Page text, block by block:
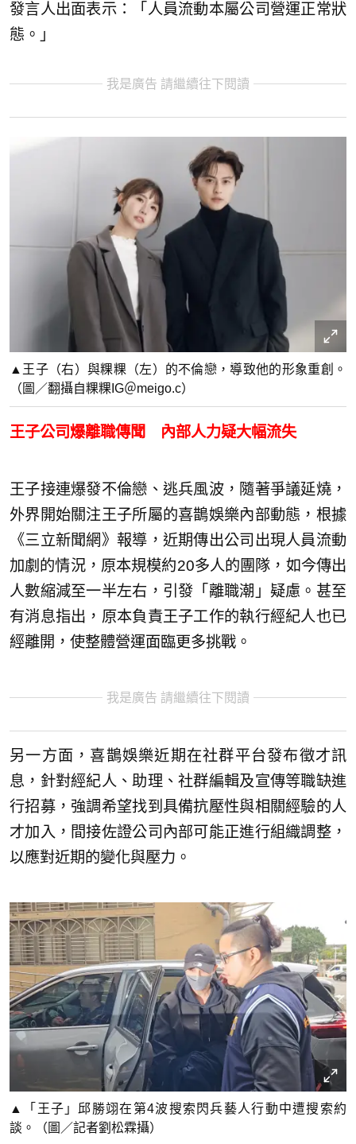
發言人出面表示：「人員流動本屬公司營運正常狀
態。」
我是廣告 請繼續往下閱讀
▲王子（右）與粿粿（左）的不倫戀，導致他的形象重創。
（圖／翻攝自粿粿IG＠meigo.c）
王子公司爆離職傳聞 內部人力疑大幅流失
王子接連爆發不倫戀、逃兵風波，隨著爭議延燒，
外界開始關注王子所屬的喜鵲娛樂內部動態，根據
《三立新聞網》報導，近期傳出公司出現人員流動
加劇的情況，原本規模約20多人的團隊，如今傳出
人數縮減至一半左右，引發「離職潮」疑慮。甚至
有消息指出，原本負責王子工作的執行經紀人也已
經離開，使整體營運面臨更多挑戰。
我是廣告 請繼續往下閱讀
另一方面，喜鵲娛樂近期在社群平台發布徵才訊
息，針對經紀人、助理、社群編輯及宣傳等職缺進
行招募，強調希望找到具備抗壓性與相關經驗的人
才加入，間接佐證公司內部可能正進行組織調整，
以應對近期的變化與壓力。
▲「王子」邱勝翊在第4波搜索閃兵藝人行動中遭搜索約
談。（圖／記者劉松霖攝）